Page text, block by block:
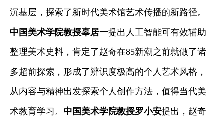
沉基层，探索了新时代美术馆艺术传播的新路径。
中国美术学院教授辜居一提出人工智能可有效辅助
整理美术史料，肯定了赵奇在85新潮之前就做了诸
多超前探索，形成了辨识度极高的个人艺术风格，
从内容与精神出发探索个人创作方法，值得当代美
术教育学习。 中国美术学院教授罗小安提出，赵奇